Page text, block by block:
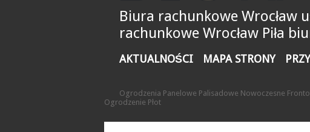
Biura rachunkowe Wrocław
rachunkowe Wrocław Piła
AKTUALNOŚCI MAPA STRONY
Ogrodzenia Panelowe Palisadowe Nowoczesne
Ogrodzenie Płot